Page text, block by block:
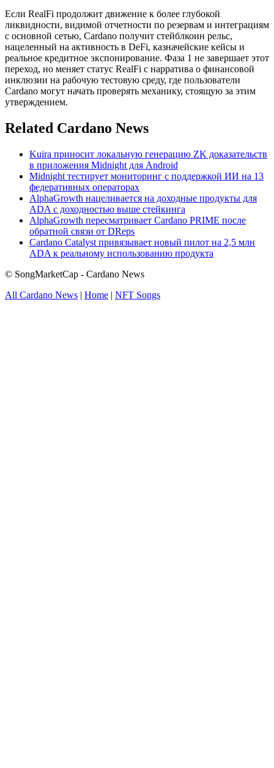
Если RealFi продолжит движение к более глубокой
ликвидности, видимой отчетности по резервам и интеграциям
с основной сетью, Cardano получит стейблкоин рельс,
нацеленный на активность в DeFi, казначейские кейсы и
реальное кредитное экспонирование. Фаза 1 не завершает этот
переход, но меняет статус RealFi с нарратива о финансовой
инклюзии на рабочую тестовую среду, где пользователи
Cardano могут начать проверять механику, стоящую за этим
утверждением.
Related Cardano News
Kuira приносит локальную генерацию ZK доказательств
в приложения Midnight для Android
Midnight тестирует мониторинг с поддержкой ИИ на 13
федеративных операторах
AlphaGrowth нацеливается на доходные продукты для
ADA с доходностью выше стейкинга
AlphaGrowth пересматривает Cardano PRIME после
обратной связи от DReps
Cardano Catalyst привязывает новый пилот на 2,5 млн
ADA к реальному использованию продукта
© SongMarketCap - Cardano News
All Cardano News | Home | NFT Songs